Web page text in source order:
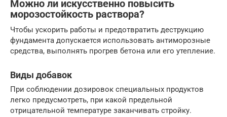
Можно ли искусственно повысить
морозостойкость раствора?
Чтобы ускорить работы и предотвратить деструкцию
фундамента допускается использовать антиморозные
средства, выполнять прогрев бетона или его утепление.
Виды добавок
При соблюдении дозировок специальных продуктов
легко предусмотреть, при какой предельной
отрицательной температуре заканчивать стройку.